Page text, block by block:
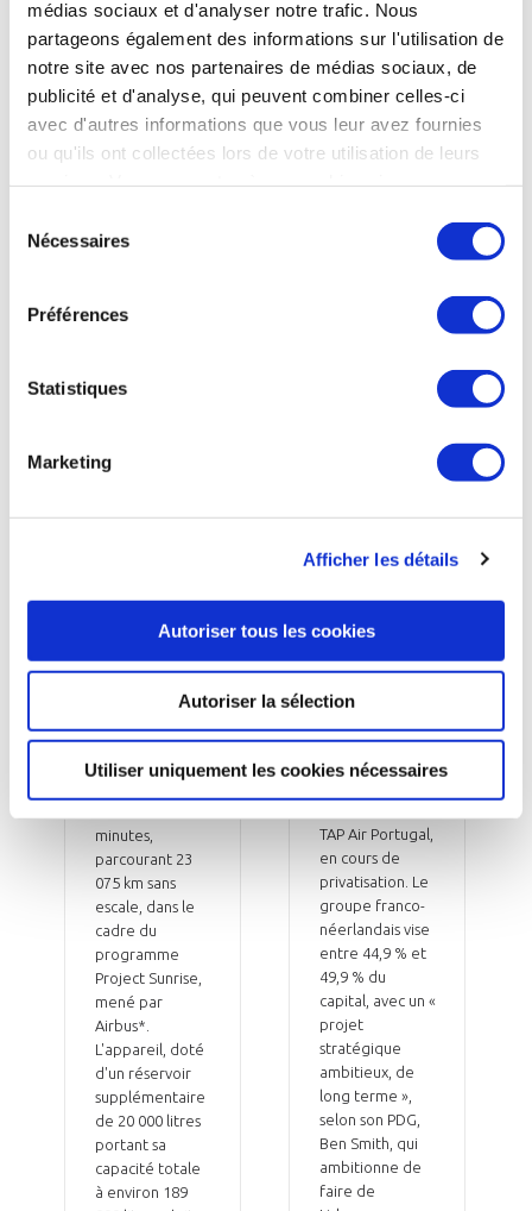
médias sociaux et d'analyser notre trafic. Nous
partageons également des informations sur l'utilisation de
notre site avec nos partenaires de médias sociaux, de
publicité et d'analyse, qui peuvent combiner celles-ci
avec d'autres informations que vous leur avez fournies
ou qu'ils ont collectées lors de votre utilisation de leurs
Nécessaires
Préférences
Statistiques
Marketing
Afficher les détails
Autoriser tous les cookies
Autoriser la sélection
Utiliser uniquement les cookies nécessaires
premium : les
recettes de La
Première ont
bondi de 25 %.
Le chiffre…
EN SAVOIR PLUS
et la
maintenance,
IBEX…
EN SAVOIR PLUS
30 juil. 2026
1000ULR de
boucle un
plus de 24
Le premier
A350-1000ULR
Qantas a
effectué un vol
entre
Melbourne et
minutes,
parcourant 23
075 km sans
escale, dans le
cadre du
programme
Project Sunrise,
mené par
Airbus*.
L'appareil, doté
d'un réservoir
supplémentaire
de 20 000 litres
portant sa
capacité totale
à environ 189
leur offre
ferme pour
Air France-KLM
et Lufthansa ont
déposé
mercredi leur
contraignante
pour une
TAP Air Portugal,
en cours de
privatisation. Le
groupe franco-
néerlandais vise
entre 44,9 % et
49,9 % du
capital, avec un «
projet
stratégique
ambitieux, de
long terme »,
selon son PDG,
Ben Smith, qui
ambitionne de
faire de